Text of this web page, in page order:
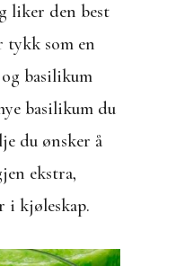
liker den best
tykk som en
basilikum
basilikum du
du ønsker å
ekstra,
i kjøleskap.